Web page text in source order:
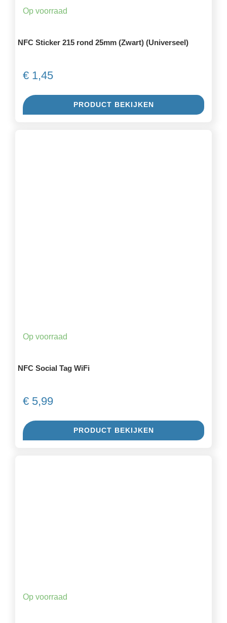
Op voorraad
NFC Sticker 215 rond 25mm (Zwart) (Universeel)
€1,45
PRODUCT BEKIJKEN
Op voorraad
NFC Social Tag WiFi
€5,99
PRODUCT BEKIJKEN
Op voorraad